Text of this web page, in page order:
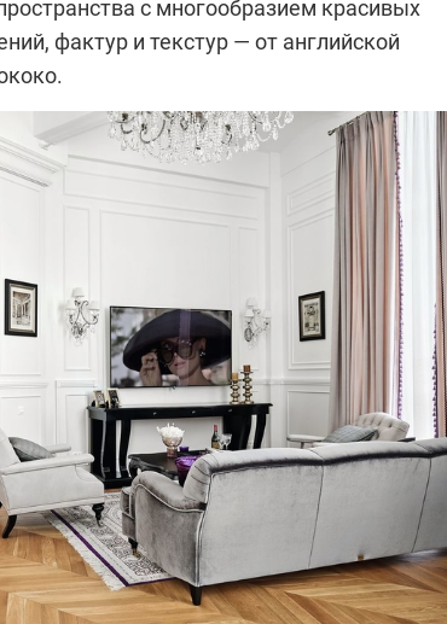
с многообразием красивых
фактур и текстур — от английской